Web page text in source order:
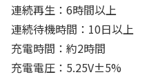
連続再生：6時間以上
連続待機時間：10日以上
充電時間：約2時間
充電電圧：5.25V±5%